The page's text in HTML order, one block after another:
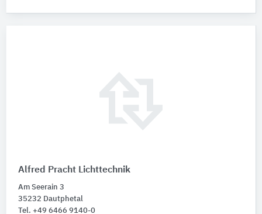
Alfred Pracht Lichttechnik
Am Seerain 3
35232 Dautphetal
Tel. +49 6466 9140-0